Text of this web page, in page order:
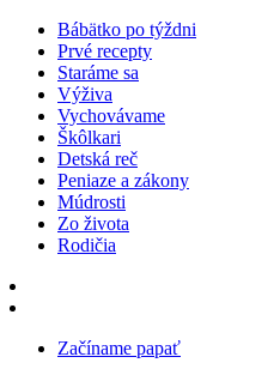
Bábätko po týždni
Prvé recepty
Staráme sa
Výživa
Vychovávame
Škôlkari
Detská reč
Peniaze a zákony
Múdrosti
Zo života
Rodičia
Začíname papať